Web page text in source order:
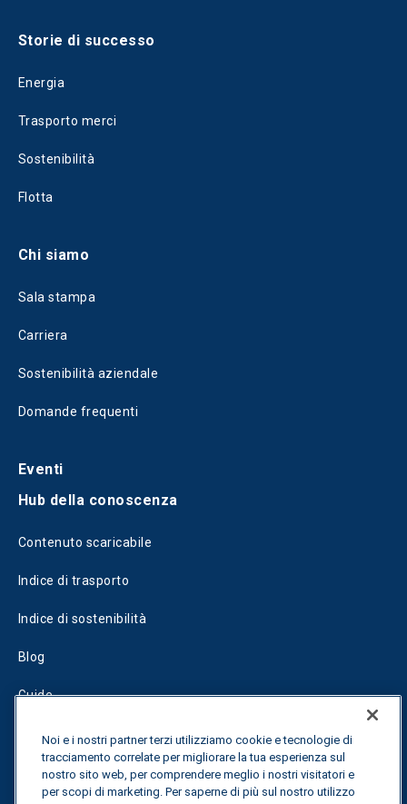
Storie di successo
Energia
Trasporto merci
Sostenibilità
Flotta
Chi siamo
Sala stampa
Carriera
Sostenibilità aziendale
Domande frequenti
Eventi
Hub della conoscenza
Contenuto scaricabile
Indice di trasporto
Indice di sostenibilità
Blog
Guide
Fuel Savings Calculator
Calcolatore di ottimizzazione dei trasporti
Noi e i nostri partner terzi utilizziamo cookie e tecnologie di
tracciamento correlate per migliorare la tua esperienza sul
nostro sito web, per comprendere meglio i nostri visitatori e
per scopi di marketing. Per saperne di più sul nostro utilizzo